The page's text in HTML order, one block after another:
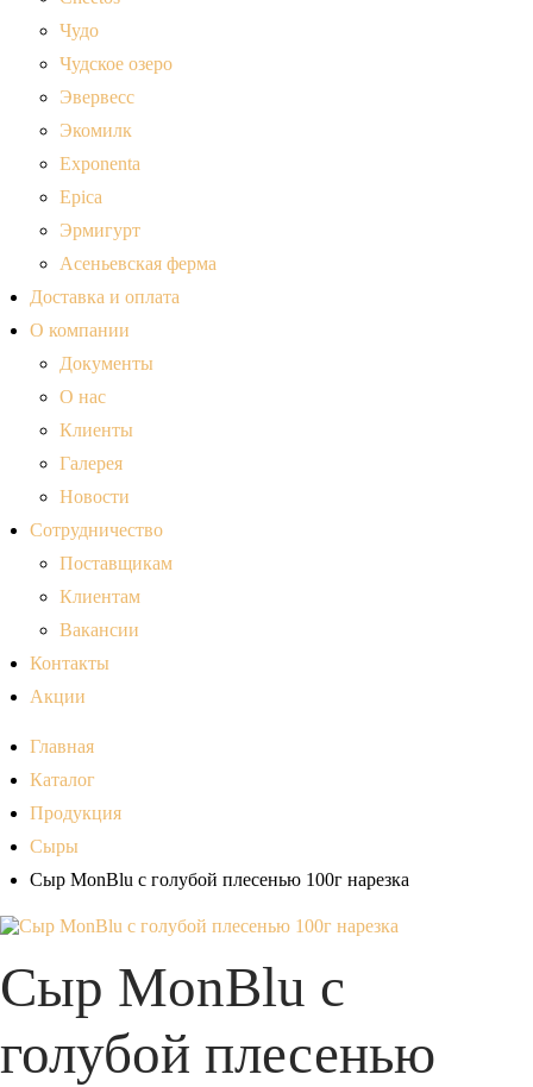
Чудо
Чудское озеро
Эвервесс
Экомилк
Exponenta
Epica
Эрмигурт
Асеньевская ферма
Доставка и оплата
О компании
Документы
О нас
Клиенты
Галерея
Новости
Сотрудничество
Поставщикам
Клиентам
Вакансии
Контакты
Акции
Главная
Каталог
Продукция
Сыры
Сыр MonBlu с голубой плесенью 100г нарезка
Сыр MonBlu с
голубой плесенью